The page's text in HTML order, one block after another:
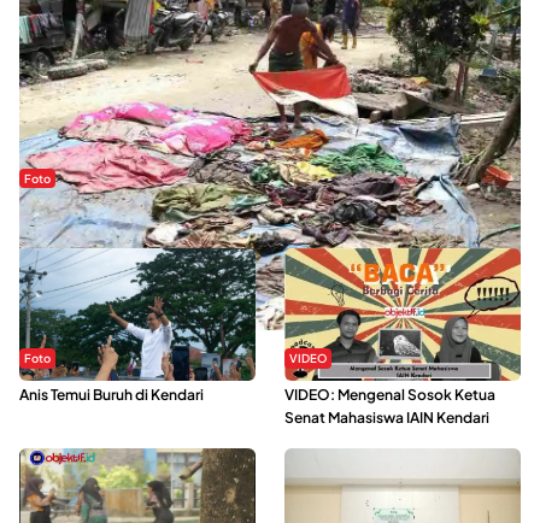
Foto
Sejak Banjir Bandang, Warga Butuhkan Air Bersih
Foto
Anis Temui Buruh di Kendari
VIDEO
VIDEO: Mengenal Sosok Ketua
Senat Mahasiswa IAIN Kendari